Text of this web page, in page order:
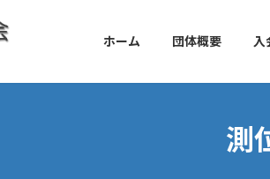
ホーム 団体概要 入
測